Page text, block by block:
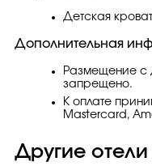
Детская
Дополнительная
Размещение с
запрещено.
К оплате
Masterсard,
Другие